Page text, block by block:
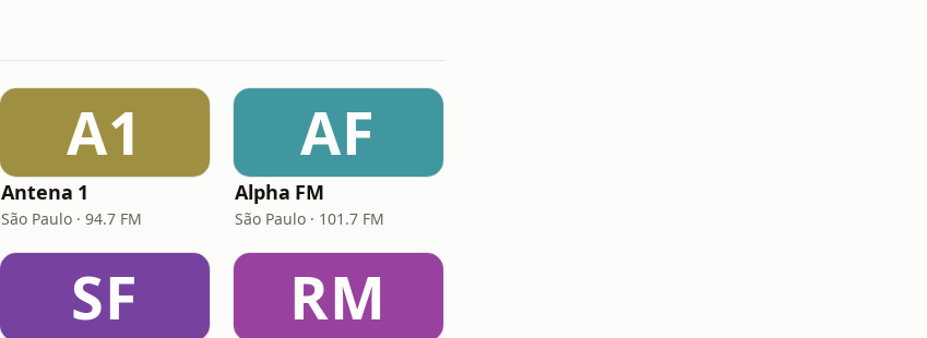
A1
Antena 1
São Paulo · 94.7 FM
AF
Alpha FM
São Paulo · 101.7 FM
SF RM